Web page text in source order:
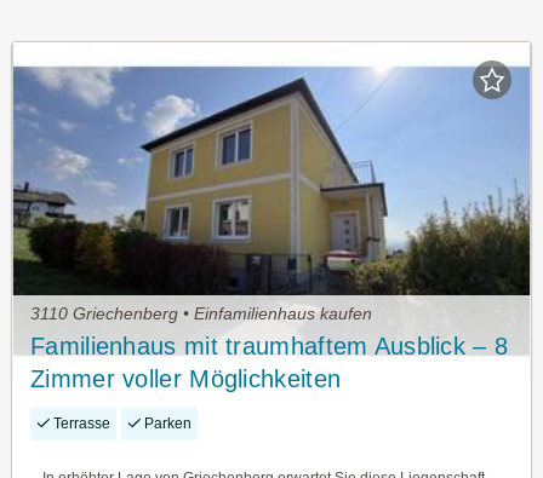
3110 Griechenberg • Einfamilienhaus kaufen
Familienhaus mit traumhaftem Ausblick – 8
Zimmer voller Möglichkeiten
Terrasse Parken